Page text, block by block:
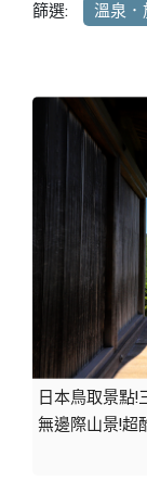
篩選: 溫泉．
日本鳥取景點!
無邊際山景!超